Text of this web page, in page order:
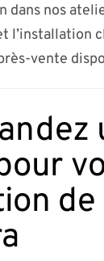
dans nos
l’installation
vente